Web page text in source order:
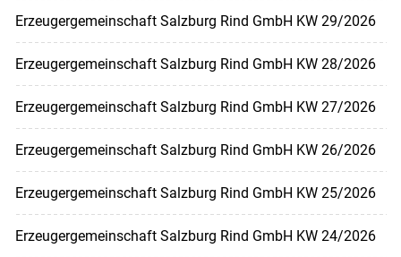
Erzeugergemeinschaft Salzburg Rind GmbH KW 29/2026
Erzeugergemeinschaft Salzburg Rind GmbH KW 28/2026
Erzeugergemeinschaft Salzburg Rind GmbH KW 27/2026
Erzeugergemeinschaft Salzburg Rind GmbH KW 26/2026
Erzeugergemeinschaft Salzburg Rind GmbH KW 25/2026
Erzeugergemeinschaft Salzburg Rind GmbH KW 24/2026